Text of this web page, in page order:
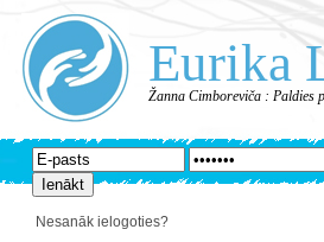
Eurika
Žanna Cimboreviča : Paldies
Nesanāk ielogoties?